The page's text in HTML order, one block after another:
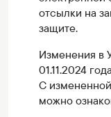
отсылки на
защите.
Изменения в
01.11.2024
С
можно